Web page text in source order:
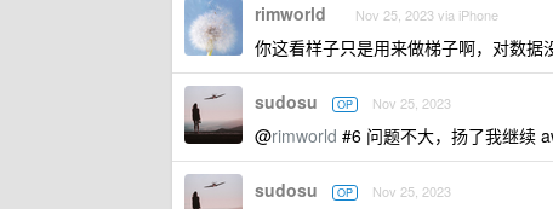
rimworld Nov 25, 2023 via iPhone
你这看样子只是用来做梯子啊，对数
sudosu OP Nov 25, 2023
@rimworld #6 问题不大，扬了我继续
sudosu OP Nov 25, 2023